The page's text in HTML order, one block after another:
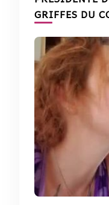
GRIFFES DU